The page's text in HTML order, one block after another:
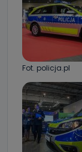
Fot. policja.pl